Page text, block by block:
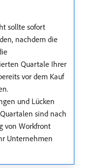
sollte sofort
nachdem die
Quartale Ihrer
vor dem Kauf
und Lücken
sind nach
von Workfront
Unternehmen